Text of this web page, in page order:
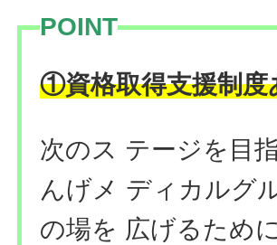
POINT
①資格取得支援制度
次のス テージを目
んげメ ディカルグ
の場を 広げるため